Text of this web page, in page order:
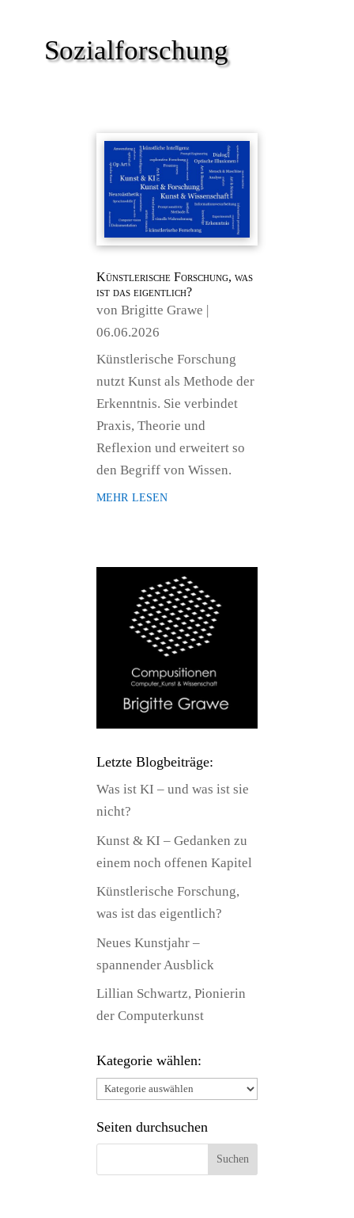
Sozialforschung
Künstlerische Forschung, was
ist das eigentlich?
vonBrigitte Grawe
06.06.2026
Künstlerische Forschung
nutzt Kunst als Methode der
Erkenntnis. Sie verbindet
Praxis, Theorie und
Reflexion und erweitert so
den Begriff von Wissen.
mehr lesen
Letzte Blogbeiträge:
Was ist KI – und was ist sie
nicht?
Kunst & KI – Gedanken zu
einem noch offenen Kapitel
Künstlerische Forschung,
was ist das eigentlich?
Neues Kunstjahr –
spannender Ausblick
Lillian Schwartz, Pionierin
der Computerkunst
Kategorie wählen:
Kategorie
Seiten durchsuchen